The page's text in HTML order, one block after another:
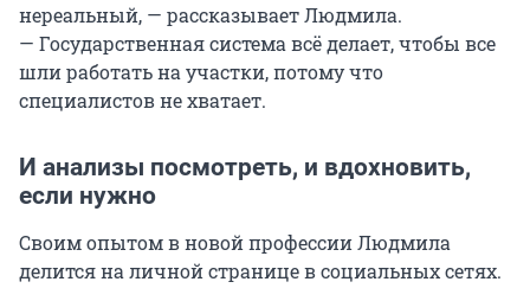
нереальный, — рассказывает Людмила.
— Государственная система всё делает, чтобы все
шли работать на участки, потому что
специалистов не хватает.
И анализы посмотреть, и вдохновить,
если нужно
Своим опытом в новой профессии Людмила
делится на личной странице в социальных сетях.